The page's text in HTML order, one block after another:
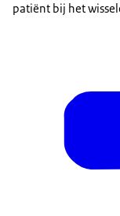
patiënt bij het